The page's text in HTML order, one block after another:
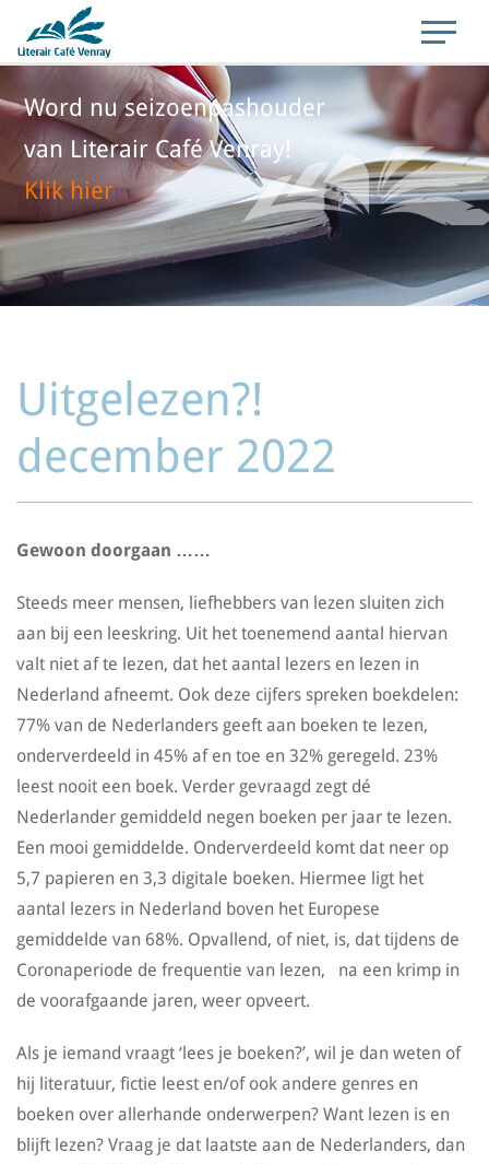
Word nu seizoenpashouder
van Literair Café Venray!
Klik hier
Uitgelezen?!
december 2022
Gewoon doorgaan ……
Steeds meer mensen, liefhebbers van lezen sluiten zich
aan bij een leeskring. Uit het toenemend aantal hiervan
valt niet af te lezen, dat het aantal lezers en lezen in
Nederland afneemt. Ook deze cijfers spreken boekdelen:
77% van de Nederlanders geeft aan boeken te lezen,
onderverdeeld in 45% af en toe en 32% geregeld. 23%
leest nooit een boek. Verder gevraagd zegt dé
Nederlander gemiddeld negen boeken per jaar te lezen.
Een mooi gemiddelde. Onderverdeeld komt dat neer op
5,7 papieren en 3,3 digitale boeken. Hiermee ligt het
aantal lezers in Nederland boven het Europese
gemiddelde van 68%. Opvallend, of niet, is, dat tijdens de
Coronaperiode de frequentie van lezen, na een krimp in
de voorafgaande jaren, weer opveert.
Als je iemand vraagt ‘lees je boeken?’, wil je dan weten of
hij literatuur, fictie leest en/of ook andere genres en
boeken over allerhande onderwerpen? Want lezen is en
blijft lezen? Vraag je dat laatste aan de Nederlanders, dan